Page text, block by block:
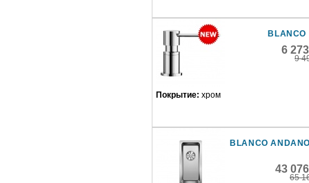
BLANCO
6
9
Покрытие: хром
BLANCO
43
65